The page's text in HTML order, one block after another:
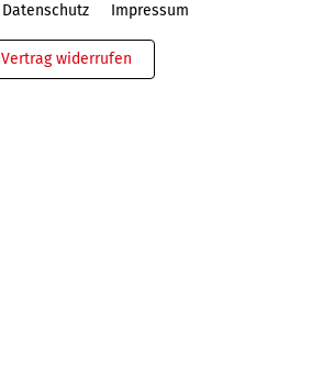
Datenschutz Impressum
Vertrag widerrufen